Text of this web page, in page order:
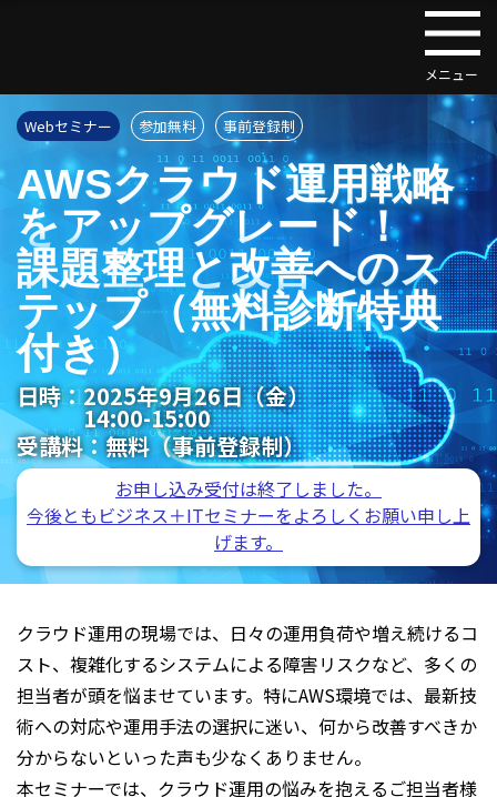
Webセミナー 参加無料 事前登録制
AWSクラウド運用戦略
をアップグレード！
課題整理と改善へのス
テップ（無料診断特典
付き）
日時：2025年9月26日（金）
14:00-15:00
受講料：無料（事前登録制）
お申し込み受付は終了しました。
今後ともビジネス＋ITセミナーをよろしくお願い申し上
げます。
クラウド運用の現場では、日々の運用負荷や増え続けるコ
スト、複雑化するシステムによる障害リスクなど、多くの
担当者が頭を悩ませています。特にAWS環境では、最新技
術への対応や運用手法の選択に迷い、何から改善すべきか
分からないといった声も少なくありません。
本セミナーでは、クラウド運用の悩みを抱えるご担当者様